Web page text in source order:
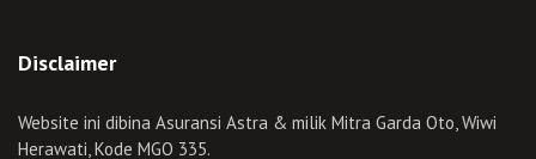
Disclaimer
Website ini dibina Asuransi Astra & milik Mitra Garda Oto, Wiwi
Herawati, Kode MGO 335.